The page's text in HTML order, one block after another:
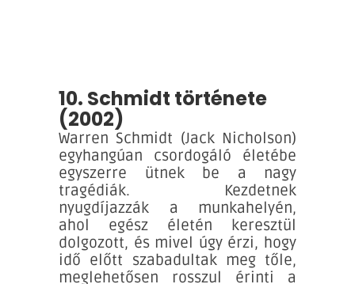
10. Schmidt története
(2002)
Warren Schmidt (Jack Nicholson)
egyhangúan csordogáló életébe
egyszerre ütnek be a nagy
tragédiák. Kezdetnek
nyugdíjazzák a munkahelyén,
ahol egész életén keresztül
dolgozott, és mivel úgy érzi, hogy
idő előtt szabadultak meg tőle,
meglehetősen rosszul érinti a